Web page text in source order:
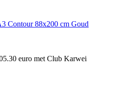
Contour 88x200 cm Goud
euro met Club Karwei